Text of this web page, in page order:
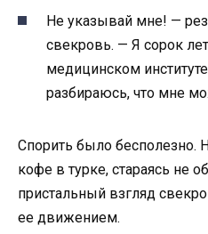
Не указывай мне! —
свекровь. — Я сорок
медицинском
разбираюсь, что мне
Спорить было бесполезно.
кофе в турке, стараясь не
пристальный взгляд
ее движением.